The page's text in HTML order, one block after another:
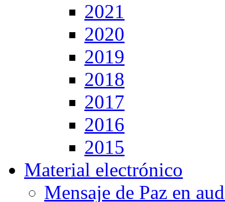
2021
2020
2019
2018
2017
2016
2015
Material electrónico
Mensaje de Paz en